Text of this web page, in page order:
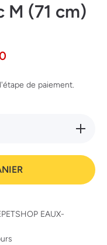
(71 cm)
de paiement.
la
Arctic M
(71 cm)
EAUX-